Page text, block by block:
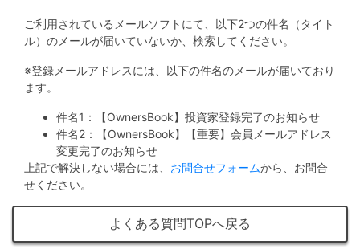
で
不
動
産
OwnersBook
ご利用されているメールソフトにて、以下2つの件名（タイト
ル）のメールが届いていないか、検索してください。
※登録メールアドレスには、以下の件名のメールが届いており
ます。
件名1：【OwnersBook】投資家登録完了のお知らせ
件名2：【OwnersBook】【重要】会員メールアドレス
変更完了のお知らせ
上記で解決しない場合には、 お問合せフォームから、お問合
せください。
よくある質問TOPへ戻る